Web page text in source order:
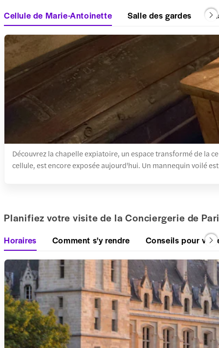
Cellule de Marie-Antoinette Salle des gardes
Découvrez la chapelle expiatoire, un espace transformé de la
cellule, est encore exposée aujourd'hui. Un mannequin voilé
Planifiez votre visite de la Conciergerie de
Horaires Comment s'y rendre Conseils pour